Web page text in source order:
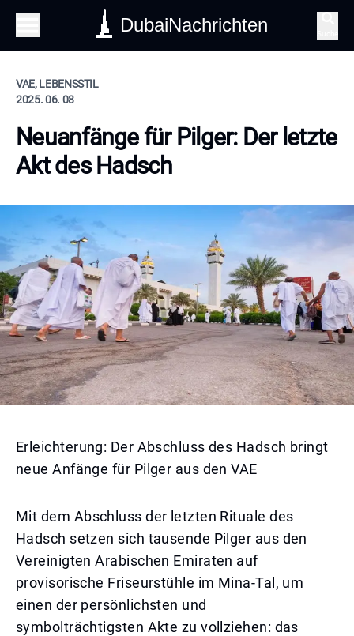
DubaiNachrichten
VAE, LEBENSSTIL
2025. 06. 08
Neuanfänge für Pilger: Der letzte
Akt des Hadsch
Erleichterung: Der Abschluss des Hadsch bringt
neue Anfänge für Pilger aus den VAE
Mit dem Abschluss der letzten Rituale des
Hadsch setzen sich tausende Pilger aus den
Vereinigten Arabischen Emiraten auf
provisorische Friseurstühle im Mina-Tal, um
einen der persönlichsten und
symbolträchtigsten Akte zu vollziehen: das